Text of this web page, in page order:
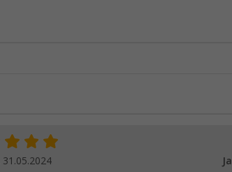
31.05.2024 Ja